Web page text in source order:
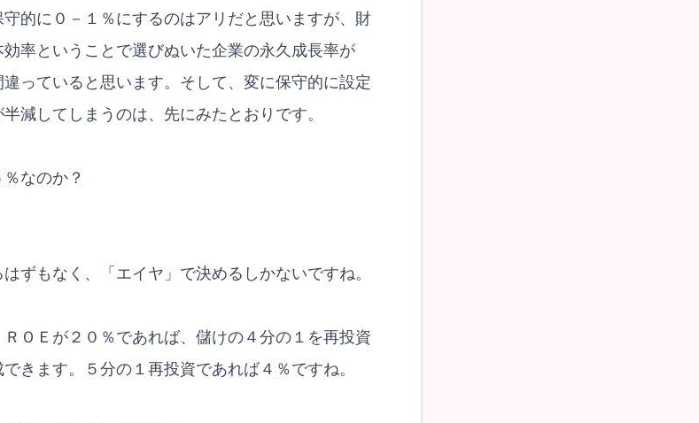
的に０－１％にするのはアリだと思いますが、財
率ということで選びぬいた企業の永久成長率が
っていると思います。そして、変に保守的に設定
減してしまうのは、先にみたとおりです。
なのか？
ずもなく、「エイヤ」で決めるしかないですね。
ＯＥが２０％であれば、儲けの４分の１を再投資
きます。５分の１再投資であれば４％ですね。